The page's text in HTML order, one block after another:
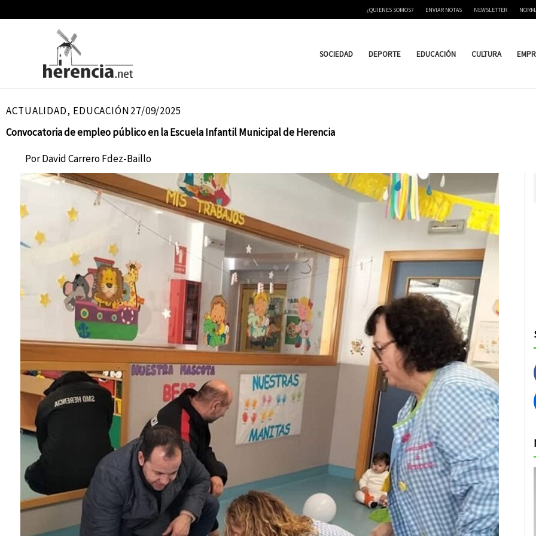
¿QUIENES SOMOS? ENVIAR NOTAS NEWSLETTER
SOCIEDAD DEPORTE EDUCACIÓN CULTURA
ACTUALIDAD, EDUCACIÓN27/09/2025
Convocatoria de empleo público en la Escuela Infantil Municipal de Herencia
PorDavid Carrero Fdez-Baillo